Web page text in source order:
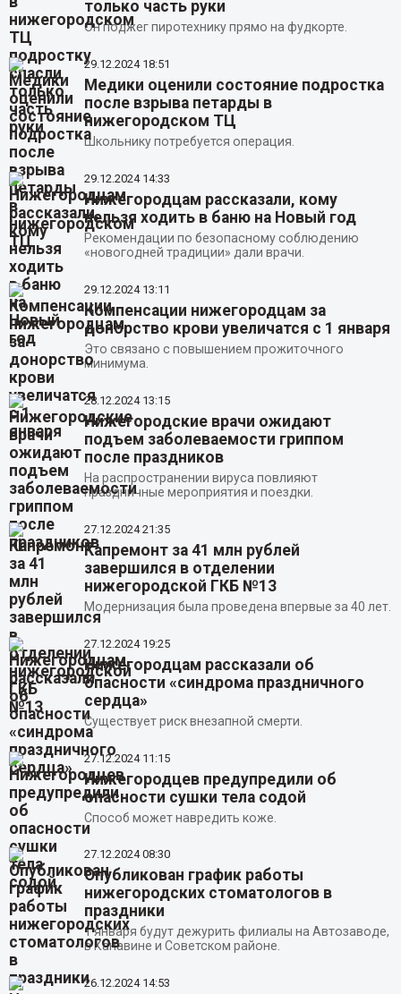
только часть руки
Он поджег пиротехнику прямо на фудкорте.
29.12.2024 18:51
Медики оценили состояние подростка
после взрыва петарды в
нижегородском ТЦ
Школьнику потребуется операция.
29.12.2024 14:33
Нижегородцам рассказали, кому
нельзя ходить в баню на Новый год
Рекомендации по безопасному соблюдению
«новогодней традиции» дали врачи.
29.12.2024 13:11
Компенсации нижегородцам за
донорство крови увеличатся с 1 января
Это связано с повышением прожиточного
минимума.
28.12.2024 13:15
Нижегородские врачи ожидают
подъем заболеваемости гриппом
после праздников
На распространении вируса повлияют
праздничные мероприятия и поездки.
27.12.202421:35
Капремонт за 41 млн рублей
завершился в отделении
нижегородской ГКБ №13
Модернизация была проведена впервые за 40 лет.
27.12.2024 19:25
Нижегородцам рассказали об
опасности «синдрома праздничного
сердца»
Существует риск внезапной смерти.
27.12.2024 11:15
Нижегородцев предупредили об
опасности сушки тела содой
Способ может навредить коже.
27.12.202408:30
Опубликован график работы
нижегородских стоматологов в
праздники
1 января будут дежурить филиалы на Автозаводе,
в Канавине и Советском районе.
26.12.2024 14:53